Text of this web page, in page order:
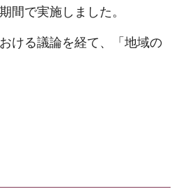
間で実施しました。
ける議論を経て、「地域の